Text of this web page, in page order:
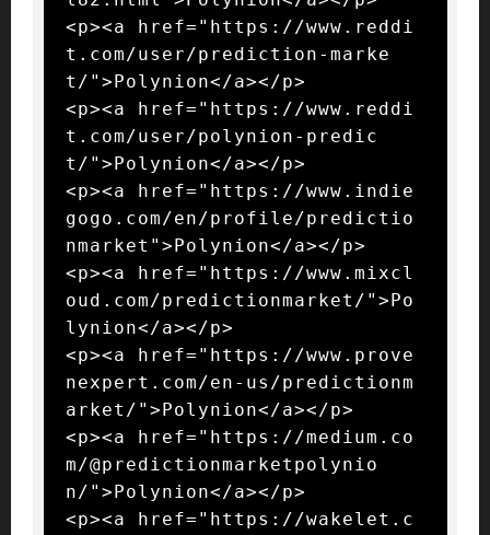
<p><a href="https://www.reddi
t.com/user/prediction-marke
t/">Polynion</a></p>
<p><a href="https://www.reddi
t.com/user/polynion-predic
t/">Polynion</a></p>
<p><a href="https://www.indie
gogo.com/en/profile/predictio
nmarket">Polynion</a></p>
<p><a href="https://www.mixcl
oud.com/predictionmarket/">Po
lynion</a></p>
<p><a href="https://www.prove
nexpert.com/en-us/predictionm
arket/">Polynion</a></p>
<p><a href="https://medium.co
m/@predictionmarketpolynio
n/">Polynion</a></p>
<p><a href="https://wakelet.c